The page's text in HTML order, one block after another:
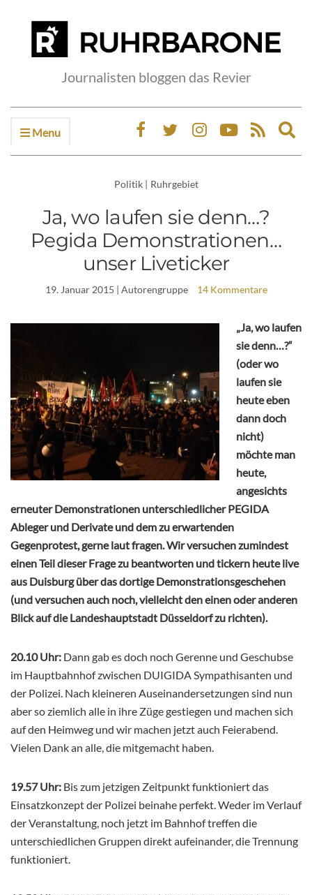
Journalisten bloggen das Revier
Menu
Politik | Ruhrgebiet
Ja, wo laufen sie denn…?
Pegida Demonstrationen…
unser Liveticker
19. Januar 2015 | Autorengruppe 14 Kommentare
„Ja, wo laufen
sie denn…?“
(oder wo
laufen sie
heute eben
dann doch
nicht)
möchte man
heute,
angesichts
erneuter Demonstrationen unterschiedlicher PEGIDA
Ableger und Derivate und dem zu erwartenden
Gegenprotest, gerne laut fragen. Wir versuchen zumindest
einen Teil dieser Frage zu beantworten und tickern heute live
aus Duisburg über das dortige Demonstrationsgeschehen
(und versuchen auch noch, vielleicht den einen oder anderen
Blick auf die Landeshauptstadt Düsseldorf zu richten).
20.10 Uhr: Dann gab es doch noch Gerenne und Geschubse
im Hauptbahnhof zwischen DUIGIDA Sympathisanten und
der Polizei. Nach kleineren Auseinandersetzungen sind nun
aber so ziemlich alle in ihre Züge gestiegen und machen sich
auf den Heimweg und wir machen jetzt auch Feierabend.
Vielen Dank an alle, die mitgemacht haben.
19.57 Uhr: Bis zum jetzigen Zeitpunkt funktioniert das
Einsatzkonzept der Polizei beinahe perfekt. Weder im Verlauf
der Veranstaltung, noch jetzt im Bahnhof treffen die
unterschiedlichen Gruppen direkt aufeinander, die Trennung
funktioniert.